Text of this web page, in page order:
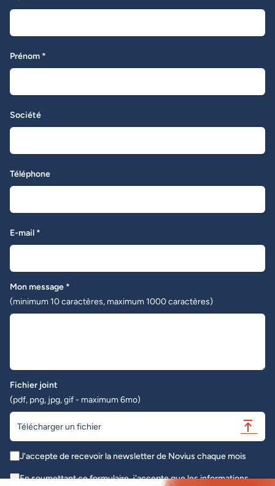
Prénom *
Société
Téléphone
E-mail *
Mon message *
(minimum 10 caractères, maximum 1000 caractères)
Fichier joint
(pdf, png, jpg, gif - maximum 6mo)
Télécharger un fichier
J'accepte de recevoir la newsletter de Novius chaque mois
En soumettant ce formulaire, j'accepte que les informations